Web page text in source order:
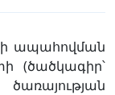
ապահովման
(ծածկագիր՝